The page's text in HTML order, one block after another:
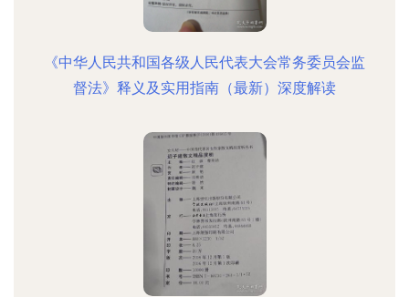
《中华人民共和国各级人民代表大会常务委员会监
督法》释义及实用指南（最新）深度解读